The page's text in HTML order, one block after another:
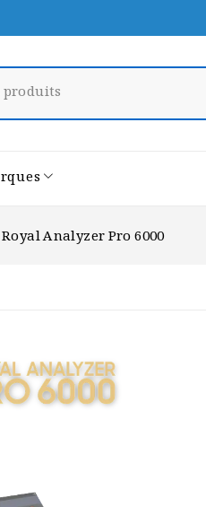
Royal Analyzer Pro 6000